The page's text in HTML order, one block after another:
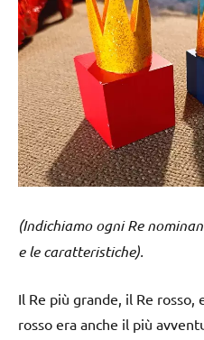
(Indichiamo ogni Re
e le caratteristiche).
Il Re più grande, il Re
rosso era anche il più